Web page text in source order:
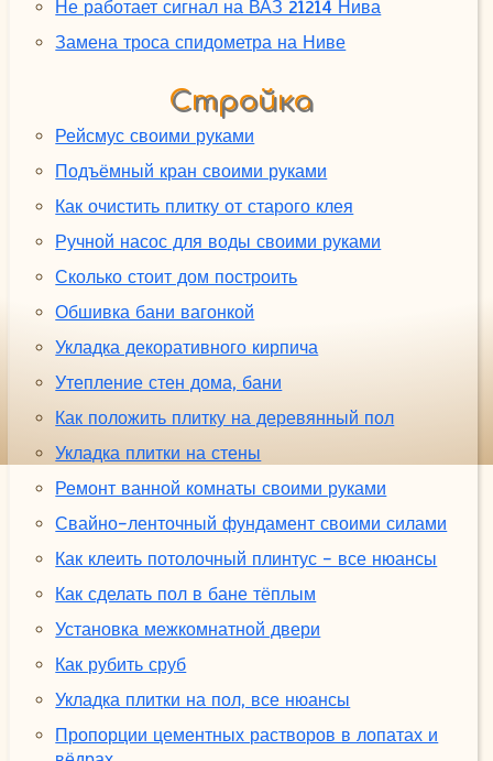
Не работает сигнал на ВАЗ 21214 Нива
Замена троса спидометра на Ниве
Стройка
Рейсмус своими руками
Подъёмный кран своими руками
Как очистить плитку от старого клея
Ручной насос для воды своими руками
Сколько стоит дом построить
Обшивка бани вагонкой
Укладка декоративного кирпича
Утепление стен дома, бани
Как положить плитку на деревянный пол
Укладка плитки на стены
Ремонт ванной комнаты своими руками
Свайно-ленточный фундамент своими силами
Как клеить потолочный плинтус - все нюансы
Как сделать пол в бане тёплым
Установка межкомнатной двери
Как рубить сруб
Укладка плитки на пол, все нюансы
Пропорции цементных растворов в лопатах и